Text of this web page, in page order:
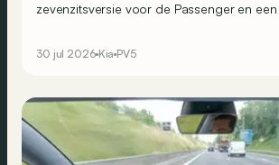
zevenzitsversie voor de Passenger en een
30 jul 2026 Kia PV5